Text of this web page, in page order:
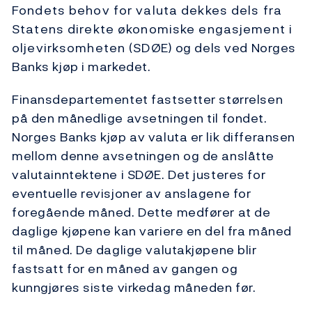
Fondets behov for valuta dekkes dels fra
Statens direkte økonomiske engasjement i
oljevirksomheten (SDØE) og dels ved Norges
Banks kjøp i markedet.
Finansdepartementet fastsetter størrelsen
på den månedlige avsetningen til fondet.
Norges Banks kjøp av valuta er lik differansen
mellom denne avsetningen og de anslåtte
valutainntektene i SDØE. Det justeres for
eventuelle revisjoner av anslagene for
foregående måned. Dette medfører at de
daglige kjøpene kan variere en del fra måned
til måned. De daglige valutakjøpene blir
fastsatt for en måned av gangen og
kunngjøres siste virkedag måneden før.